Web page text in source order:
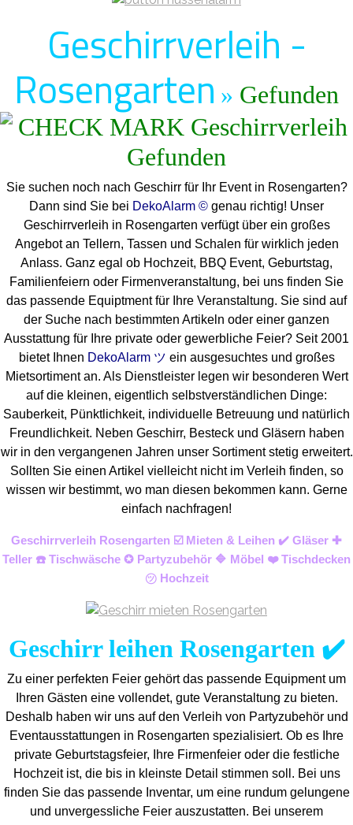
Geschirrverleih -
Rosengarten » Gefunden
Sie suchen noch nach Geschirr für Ihr Event in Rosengarten?
Dann sind Sie bei DekoAlarm © genau richtig! Unser
Geschirrverleih in Rosengarten verfügt über ein großes
Angebot an Tellern, Tassen und Schalen für wirklich jeden
Anlass. Ganz egal ob Hochzeit, BBQ Event, Geburtstag,
Familienfeiern oder Firmenveranstaltung, bei uns finden Sie
das passende Equiptment für Ihre Veranstaltung. Sie sind auf
der Suche nach bestimmten Artikeln oder einer ganzen
Ausstattung für Ihre private oder gewerbliche Feier? Seit 2001
bietet Ihnen DekoAlarm ツ ein ausgesuchtes und großes
Mietsortiment an. Als Dienstleister legen wir besonderen Wert
auf die kleinen, eigentlich selbstverständlichen Dinge:
Sauberkeit, Pünktlichkeit, individuelle Betreuung und natürlich
Freundlichkeit. Neben Geschirr, Besteck und Gläsern haben
wir in den vergangenen Jahren unser Sortiment stetig erweitert.
Sollten Sie einen Artikel vielleicht nicht im Verleih finden, so
wissen wir bestimmt, wo man diesen bekommen kann. Gerne
einfach nachfragen!
Geschirrverleih Rosengarten ☑️ Mieten & Leihen ✔️ Gläser ✚
Teller ☎️ Tischwäsche ✪ Partyzubehör 🔷 Möbel ❤️ Tischdecken
㋡ Hochzeit
Geschirr leihen Rosengarten ✔️
Zu einer perfekten Feier gehört das passende Equipment um
Ihren Gästen eine vollendet, gute Veranstaltung zu bieten.
Deshalb haben wir uns auf den Verleih von Partyzubehör und
Eventausstattungen in Rosengarten spezialisiert. Ob es Ihre
private Geburtstagsfeier, Ihre Firmenfeier oder die festliche
Hochzeit ist, die bis in kleinste Detail stimmen soll. Bei uns
finden Sie das passende Inventar, um eine rundum gelungene
und unvergess liche Feier auszustatten. Bei unserem